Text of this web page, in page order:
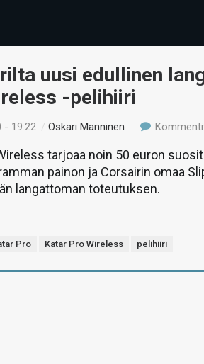
uusi edullinen
-pelihiiri
- 19:22 /Oskari Manninen
tarjoaa noin 50 euron
painon ja Corsairin omaa
langattoman toteutuksen.
Pro Katar Pro Wireless pelihiiri